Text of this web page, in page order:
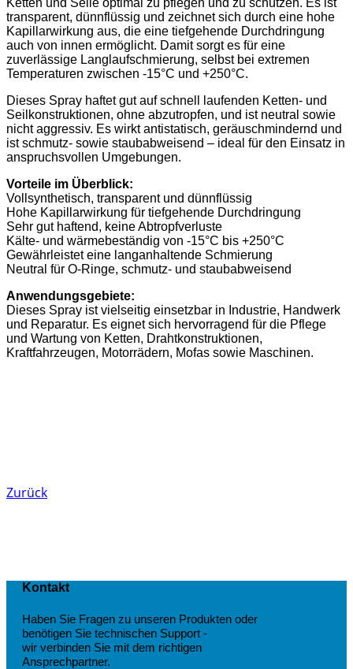
Ketten und Seile optimal zu pflegen und zu schützen. Es ist
transparent, dünnflüssig und zeichnet sich durch eine hohe
Kapillarwirkung aus, die eine tiefgehende Durchdringung
auch von innen ermöglicht. Damit sorgt es für eine
zuverlässige Langlaufschmierung, selbst bei extremen
Temperaturen zwischen -15°C und +250°C.
Dieses Spray haftet gut auf schnell laufenden Ketten- und
Seilkonstruktionen, ohne abzutropfen, und ist neutral sowie
nicht aggressiv. Es wirkt antistatisch, geräuschmindernd und
ist schmutz- sowie staubabweisend – ideal für den Einsatz in
anspruchsvollen Umgebungen.
Vorteile im Überblick:
Vollsynthetisch, transparent und dünnflüssig
Hohe Kapillarwirkung für tiefgehende Durchdringung
Sehr gut haftend, keine Abtropfverluste
Kälte- und wärmebeständig von -15°C bis +250°C
Gewährleistet eine langanhaltende Schmierung
Neutral für O-Ringe, schmutz- und staubabweisend
Anwendungsgebiete:
Dieses Spray ist vielseitig einsetzbar in Industrie, Handwerk
und Reparatur. Es eignet sich hervorragend für die Pflege
und Wartung von Ketten, Drahtkonstruktionen,
Kraftfahrzeugen, Motorrädern, Mofas sowie Maschinen.
Zurück
Kontakt
Haben Sie Fragen zu unseren Produkten oder
benötigen Sie technischen Support -
wir verbinden Sie mit dem richtigen
Ansprechpartner.